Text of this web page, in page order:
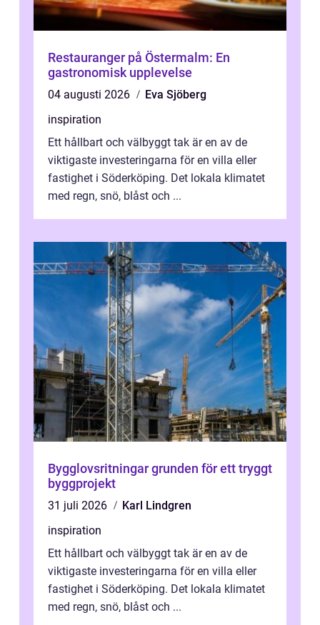
Restauranger på Östermalm: En
gastronomisk upplevelse
04 augusti 2026
Eva Sjöberg
inspiration
Ett hållbart och välbyggt tak är en av de
viktigaste investeringarna för en villa eller
fastighet i Söderköping. Det lokala klimatet
med regn, snö, blåst och ...
Bygglovsritningar grunden för ett tryggt
byggprojekt
31 juli 2026
Karl Lindgren
inspiration
Ett hållbart och välbyggt tak är en av de
viktigaste investeringarna för en villa eller
fastighet i Söderköping. Det lokala klimatet
med regn, snö, blåst och ...